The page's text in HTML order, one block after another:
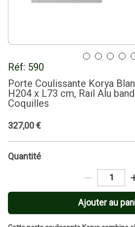
Réf: 590
Porte Coulissante Korya
H204 x L73 cm, Rail Alu
Coquilles
327,00€
Quantité
Ajouter au